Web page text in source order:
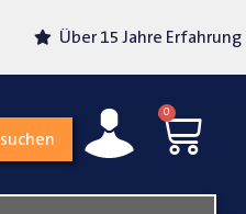
Über 15 Jahre Erfahrung
suchen
0